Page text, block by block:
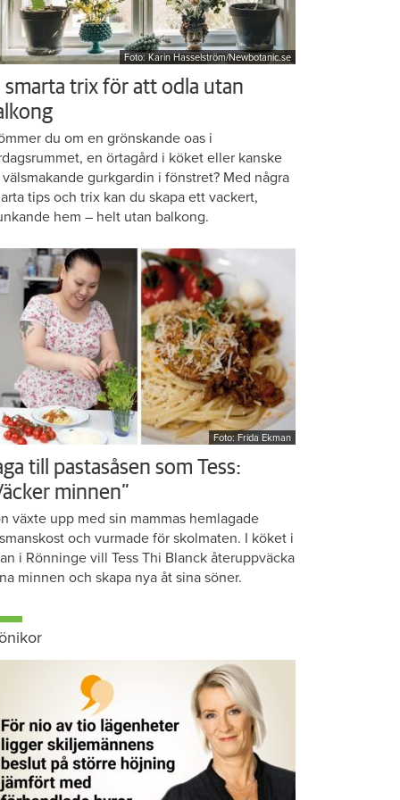
Foto: Karin Hasselström/Newbotanic.se
smarta trix för att odla utan
du om en grönskande oas i
en örtagård i köket eller kanske
gurkgardin i fönstret? Med några
tips och trix kan du skapa ett vackert,
hem – helt utan balkong.
Foto: Frida Ekman
till pastasåsen som Tess:
minnen”
växte upp med sin mammas hemlagade
och vurmade för skolmaten. I köket i
i Rönninge vill Tess Thi Blanck återuppväcka
minnen och skapa nya åt sina söner.